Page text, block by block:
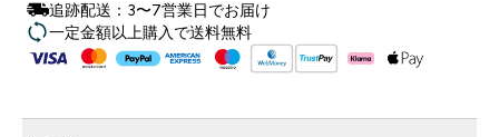
追跡配送：3〜7営業日でお届け
一定金額以上購入で送料無料